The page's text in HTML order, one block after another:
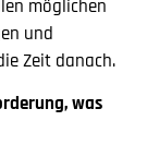
möglichen
und
Zeit danach.
was